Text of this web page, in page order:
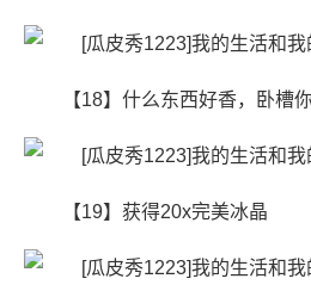
【18】什么东西好香，卧槽
【19】获得20x完美冰晶